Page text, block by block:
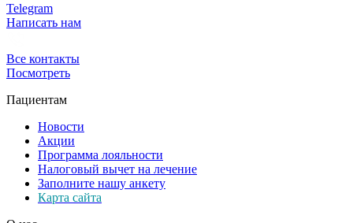
Telegram
Написать нам
Все контакты
Посмотреть
Пациентам
Новости
Акции
Программа лояльности
Налоговый вычет на лечение
Заполните нашу анкету
Карта сайта